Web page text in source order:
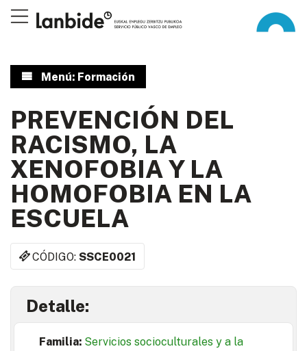
Menú: Formación
PREVENCIÓN DEL
RACISMO, LA
XENOFOBIA Y LA
HOMOFOBIA EN LA
ESCUELA
CÓDIGO:SSCE0021
Detalle:
Familia: Servicios socioculturales y a la